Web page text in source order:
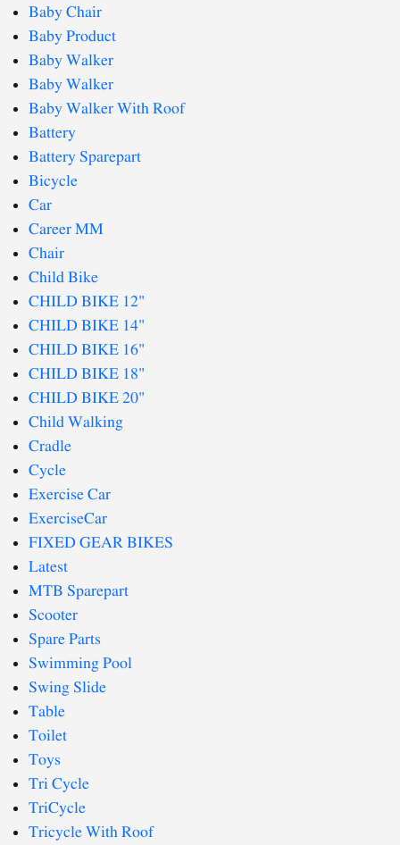
Baby Chair
Baby Product
Baby Walker
Baby Walker
Baby Walker With Roof
Battery
Battery Sparepart
Bicycle
Car
Career MM
Chair
Child Bike
CHILD BIKE 12"
CHILD BIKE 14"
CHILD BIKE 16"
CHILD BIKE 18"
CHILD BIKE 20"
Child Walking
Cradle
Cycle
Exercise Car
ExerciseCar
FIXED GEAR BIKES
Latest
MTB Sparepart
Scooter
Spare Parts
Swimming Pool
Swing Slide
Table
Toilet
Toys
Tri Cycle
TriCycle
Tricycle With Roof